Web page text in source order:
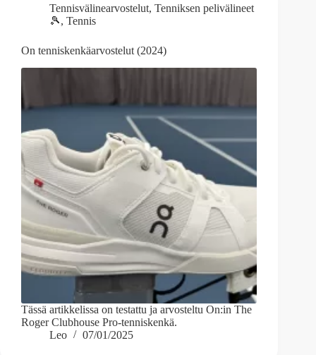
Tennisvälinearvostelut, Tenniksen pelivälineet
🎾, Tennis
On tenniskenkäarvostelut (2024)
Tässä artikkelissa on testattu ja arvosteltu On:in The
Roger Clubhouse Pro-tenniskenkä.
Leo
07/01/2025